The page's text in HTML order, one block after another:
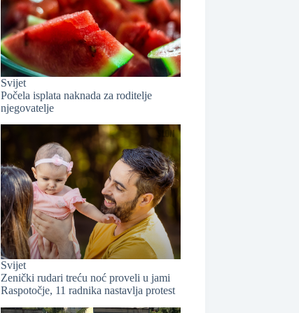
Svijet
Počela isplata naknada za roditelje
njegovatelje
Svijet
Zenički rudari treću noć proveli u jami
Raspotočje, 11 radnika nastavlja protest
❆